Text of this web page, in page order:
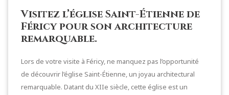
Visitez l’église Saint-Étienne de
Féricy pour son architecture
remarquable.
Lors de votre visite à Féricy, ne manquez pas l’opportunité
de découvrir l’église Saint-Étienne, un joyau architectural
remarquable. Datant du XIIe siècle, cette église est un